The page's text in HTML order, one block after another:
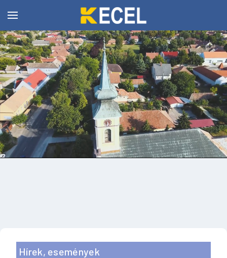
Hírek, események